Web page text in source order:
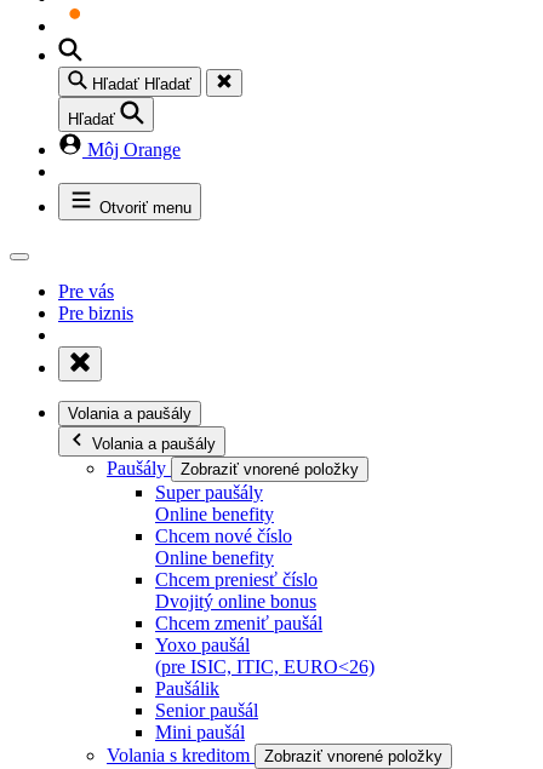
Hľadať Hľadať
Hľadať
Môj Orange
Otvoriť menu
Pre vás
Pre biznis
Volania a paušály
Volania a paušály
Paušály Zobraziť vnorené položky
Super paušály
Online benefity
Chcem nové číslo
Online benefity
Chcem preniesť číslo
Dvojitý online bonus
Chcem zmeniť paušál
Yoxo paušál
(pre ISIC, ITIC, EURO<26)
Paušálik
Senior paušál
Mini paušál
Volania s kreditom
Zobraziť vnorené položky